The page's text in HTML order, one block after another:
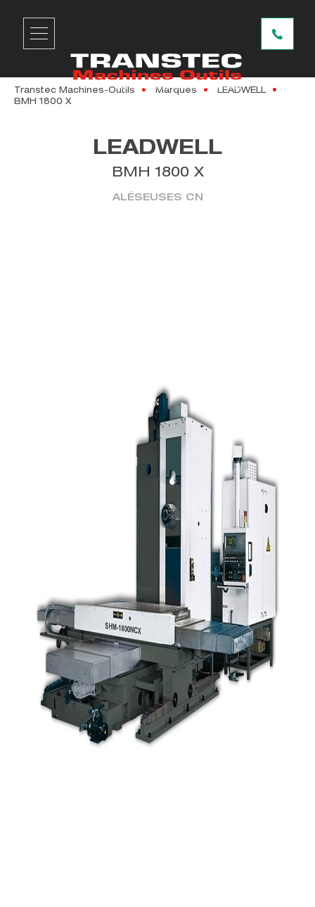
Transtec Machines-Outils Marques
LEADWELL
BMH 1800 X
LEADWELL
BMH 1800 X
ALÉSEUSES CN